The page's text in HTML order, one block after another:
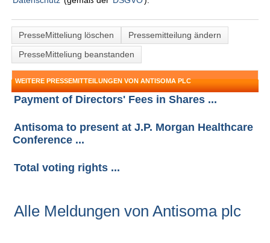
PresseMitteliung löschen
Pressemitteilung ändern
PresseMitteliung beanstanden
WEITERE PRESSEMITTEILUNGEN VON ANTISOMA PLC
Payment of Directors' Fees in Shares ...
Antisoma to present at J.P. Morgan Healthcare
Conference ...
Total voting rights ...
Alle Meldungen von Antisoma plc